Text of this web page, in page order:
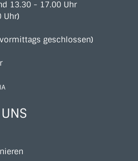
13.30 - 17.00 Uhr
Uhr)
geschlossen)